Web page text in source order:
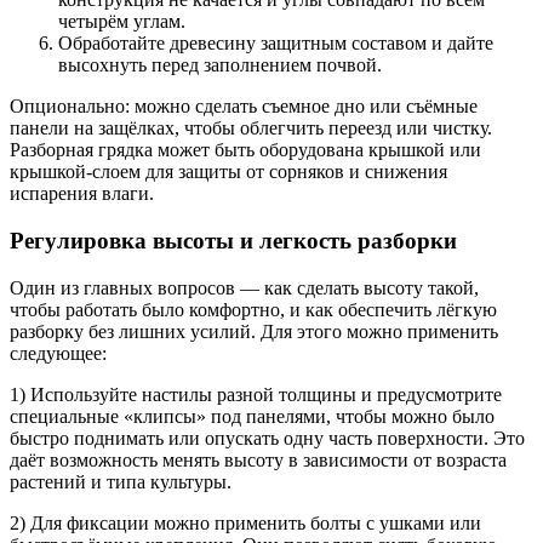
четырём углам.
Обработайте древесину защитным составом и дайте
высохнуть перед заполнением почвой.
Опционально: можно сделать съемное дно или съёмные
панели на защёлках, чтобы облегчить переезд или чистку.
Разборная грядка может быть оборудована крышкой или
крышкой-слоем для защиты от сорняков и снижения
испарения влаги.
Регулировка высоты и легкость разборки
Один из главных вопросов — как сделать высоту такой,
чтобы работать было комфортно, и как обеспечить лёгкую
разборку без лишних усилий. Для этого можно применить
следующее:
1) Используйте настилы разной толщины и предусмотрите
специальные «клипсы» под панелями, чтобы можно было
быстро поднимать или опускать одну часть поверхности. Это
даёт возможность менять высоту в зависимости от возраста
растений и типа культуры.
2) Для фиксации можно применить болты с ушками или